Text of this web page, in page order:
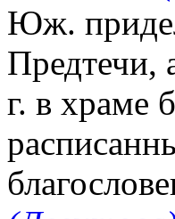
Юж.
Предтечи,
г. в храме